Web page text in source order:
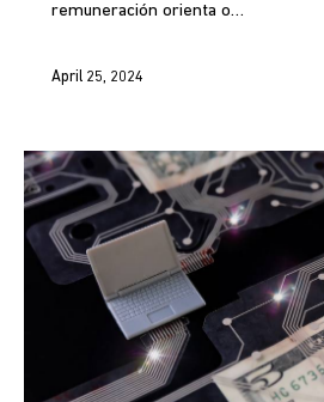
remuneración orienta o…
April 25, 2024